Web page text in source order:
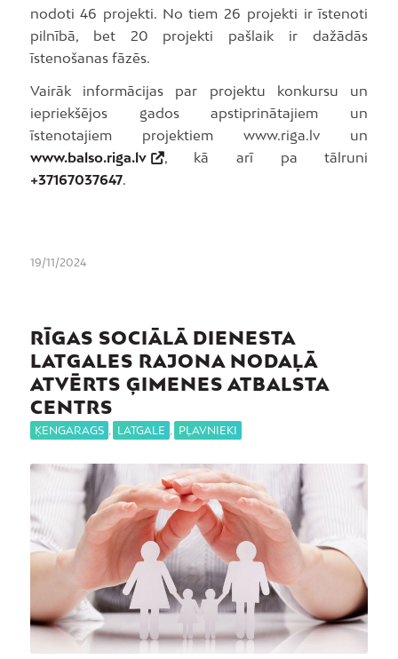
nodoti 46 projekti. No tiem 26 projekti ir īstenoti
pilnībā, bet 20 projekti pašlaik ir dažādās
īstenošanas fāzēs.
Vairāk informācijas par projektu konkursu un
iepriekšējos gados apstiprinātajiem un
īstenotajiem projektiem www.riga.lv un
www.balso.riga.lv
, kā arī pa tālruni
+37167037647.
19/11/2024
RĪGAS SOCIĀLĀ DIENESTA
LATGALES RAJONA NODAĻĀ
ATVĒRTS ĢIMENES ATBALSTA
CENTRS
ĶENGARAGS , LATGALE , PĻAVNIEKI